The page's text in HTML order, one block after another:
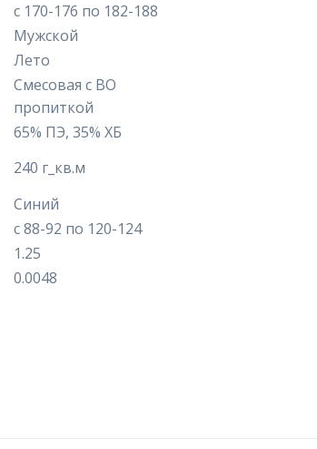
с 170-176 по 182-188
Мужской
Лето
Смесовая с ВО
пропиткой
65% ПЭ, 35% ХБ
240 г_кв.м
Синий
с 88-92 по 120-124
1.25
0.0048